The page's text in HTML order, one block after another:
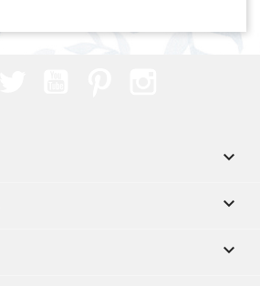


